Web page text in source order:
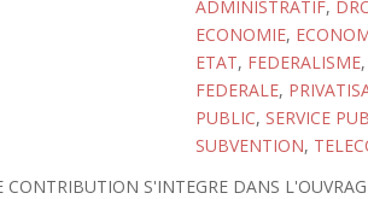
ADMINISTRATIF,
ECONOMIE,
ETAT, FEDERALISME,
FEDERALE,
PUBLIC, SERVICE
SUBVENTION,
CONTRIBUTION S'INTEGRE DANS